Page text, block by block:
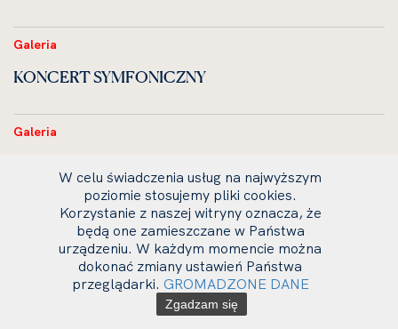
Galeria
KONCERT SYMFONICZNY
Galeria
VIOLA ORGANISTA — zrealizowany zamysł Leonardo
W celu świadczenia usług na najwyższym
poziomie stosujemy pliki cookies.
Korzystanie z naszej witryny oznacza, że
będą one zamieszczane w Państwa
urządzeniu. W każdym momencie można
dokonać zmiany ustawień Państwa
przeglądarki. GROMADZONE DANE
Zgadzam się